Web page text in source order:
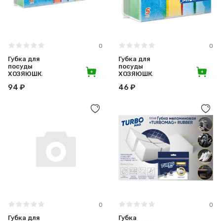
0
Губка для
посуды
ХОЗЯЮШКА
Миди
94 ₽
0
Губка для
посуды
ХОЗЯЮШКА
Миди
46 ₽
0
Губка для
0
Губка